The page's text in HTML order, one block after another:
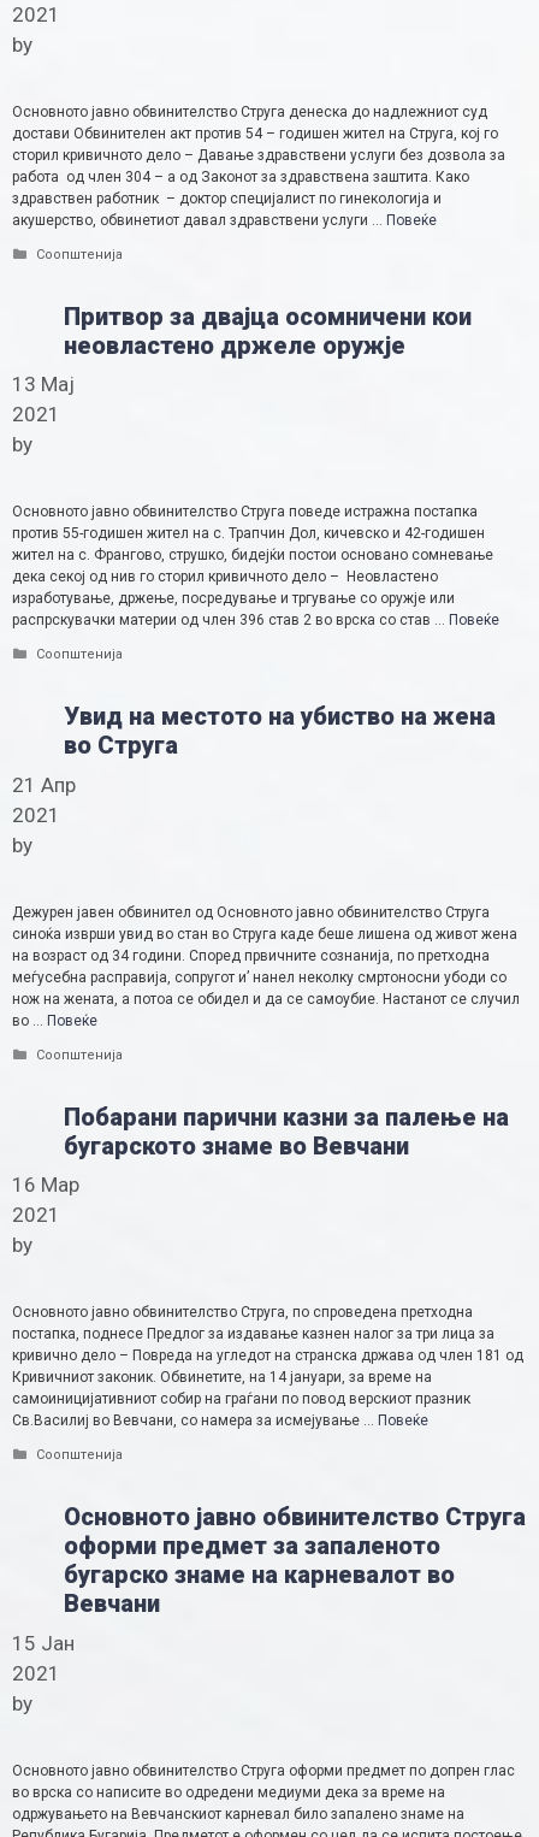
2021
by
Основното јавно обвинителство Струга денеска до надлежниот суд
достави Обвинителен акт против 54 – годишен жител на Струга, кој го
сторил кривичното дело – Давање здравствени услуги без дозвола за
работа од член 304 – а од Законот за здравствена заштита. Како
здравствен работник – доктор специјалист по гинекологија и
акушерство, обвинетиот давал здравствени услуги … Повеќе
Categories
Соопштенија
Притвор за двајца осомничени кои
неовластено држеле оружје
13 Мај
2021
by
Основното јавно обвинителство Струга поведе истражна постапка
против 55-годишен жител на с. Трапчин Дол, кичевско и 42-годишен
жител на с. Франгово, струшко, бидејќи постои основано сомневање
дека секој од нив го сторил кривичното дело – Неовластено
изработување, држење, посредување и тргување со оружје или
распрскувачки материи од член 396 став 2 во врска со став … Повеќе
Categories
Соопштенија
Увид на местото на убиство на жена
во Струга
21 Апр
2021
by
Дежурен јавен обвинител од Основното јавно обвинителство Струга
синоќа изврши увид во стан во Струга каде беше лишена од живот жена
на возраст од 34 години. Според првичните сознанија, по претходна
меѓусебна расправија, сопругот и’ нанел неколку смртоносни убоди со
нож на жената, а потоа се обидел и да се самоубие. Настанот се случил
во … Повеќе
Categories
Соопштенија
Побарани парични казни за палење на
бугарското знаме во Вевчани
16 Мар
2021
by
Основното јавно обвинителство Струга, по спроведена претходна
постапка, поднесе Предлог за издавање казнен налог за три лица за
кривично дело – Повреда на угледот на странска држава од член 181 од
Кривичниот законик. Обвинетите, на 14 јануари, за време на
самоиницијативниот собир на граѓани по повод верскиот празник
Св.Василиј во Вевчани, со намера за исмејување … Повеќе
Categories
Соопштенија
Основното јавно обвинителство Струга
оформи предмет за запаленото
бугарско знаме на карневалот во
Вевчани
15 Јан
2021
by
Основното јавно обвинителство Струга оформи предмет по допрен глас
во врска со написите во одредени медиуми дека за време на
одржувањето на Вевчанскиот карневал било запалено знаме на